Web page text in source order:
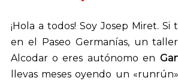
¡Hola a todos! Soy Josep Miret. Si
en el Paseo Germanías, un
Alcodar o eres autónomo en
llevas meses oyendo un